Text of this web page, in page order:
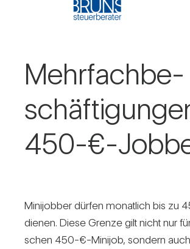
Mehr­fach­be­
450-€-
Mini­jobber dürfen monat­lich bis zu
dienen. Diese Grenze gilt nicht nur
schen 450-€-Minijob, son­dern